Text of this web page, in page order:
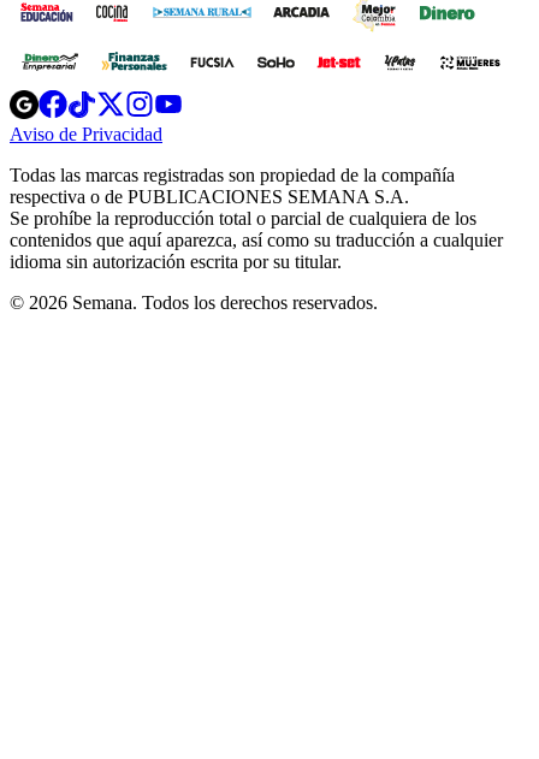
Opens
in
new
Opens
in
new
Opens
in
new
window
Opens
new
windowwindow
Aviso de Privacidad
new
window
Todas las marcas registradas son propiedad de la compañía
respectiva o de PUBLICACIONES SEMANA S.A.
Se prohíbe la reproducción total o parcial de cualquiera de los
contenidos que aquí aparezca, así como su traducción a cualquier
idioma sin autorización escrita por su titular.
© 2026 Semana. Todos los derechos reservados.